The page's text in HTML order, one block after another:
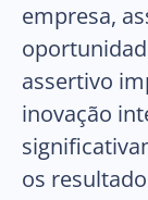
empresa,
assertivo
inovação
os